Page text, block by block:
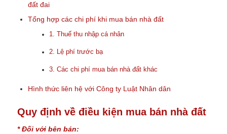
đất đai
Tổng hợp các chi phí khi mua bán nhà đất
1. Thuế thu nhập cá nhân
2. Lệ phí trước bạ
3. Các chi phí mua bán nhà đất khác
Hình thức liên hệ với Công ty Luật Nhân dân
Quy định về điều kiện mua bán nhà đất
* Đối với bên bán: